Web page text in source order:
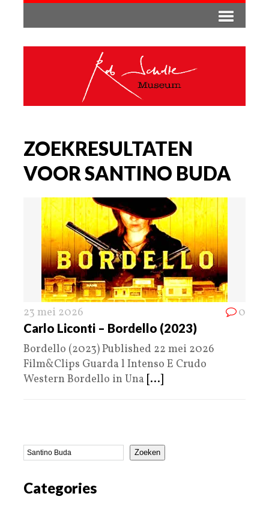
ZOEKRESULTATEN
VOOR SANTINO BUDA
23 mei 2026 0
Carlo Liconti – Bordello (2023)
Bordello (2023) Published 22 mei 2026
Film&Clips Guarda l Intenso E Crudo
Western Bordello in Una [...]
Zoeken
Categories